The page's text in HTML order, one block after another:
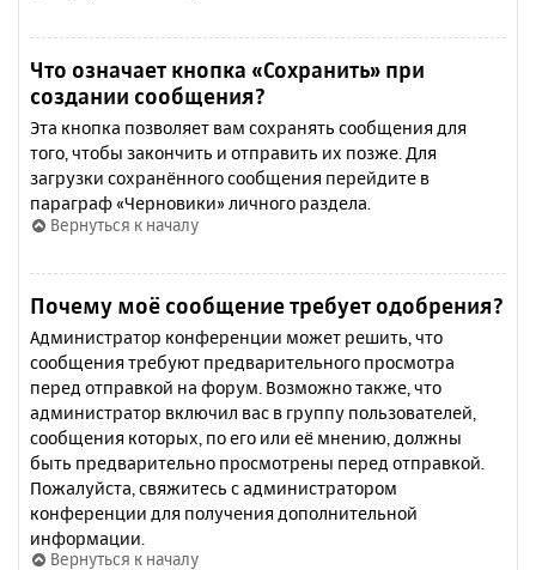
Что означает кнопка «Сохранить» при
создании сообщения?
Эта кнопка позволяет вам сохранять сообщения для
того, чтобы закончить и отправить их позже. Для
загрузки сохранённого сообщения перейдите в
параграф «Черновики» личного раздела.
Вернуться к началу
Почему моё сообщение требует одобрения?
Администратор конференции может решить, что
сообщения требуют предварительного просмотра
перед отправкой на форум. Возможно также, что
администратор включил вас в группу пользователей,
сообщения которых, по его или её мнению, должны
быть предварительно просмотрены перед отправкой.
Пожалуйста, свяжитесь с администратором
конференции для получения дополнительной
информации.
Вернуться к началу